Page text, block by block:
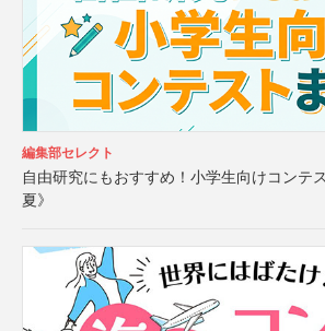
編集部セレクト
自由研究にもおすすめ！小学生向けコンテ
夏》